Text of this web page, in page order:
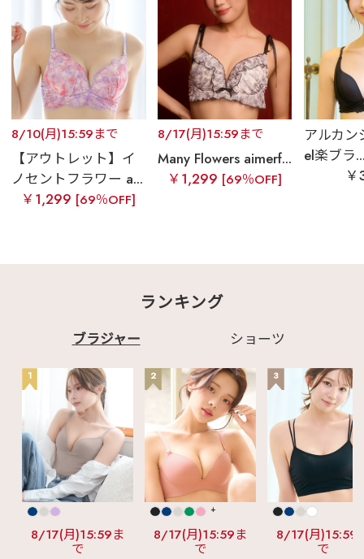
8/10(月)15:59まで
【アウトレット】イ
ノセントフラワー a...
￥1,299 [69％OFF]
8/17(月)15:59まで
Many Flowers aimerf...
￥1,299 [69％OFF]
アルカン
el楽ブラ
ランキング
ブラジャー ショーツ
1
8/17(月)15:59ま
で
2
+
8/17(月)15:59ま
で
3
8/17(月)15:59
で